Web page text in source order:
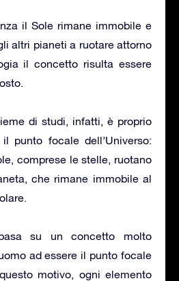
il Sole rimane immobile e
altri pianeti a ruotare attorno
il concetto risulta essere
di studi, infatti, è proprio
punto focale dell’Universo:
comprese le stelle, ruotano
che rimane immobile al
su un concetto molto
ad essere il punto focale
motivo, ogni elemento